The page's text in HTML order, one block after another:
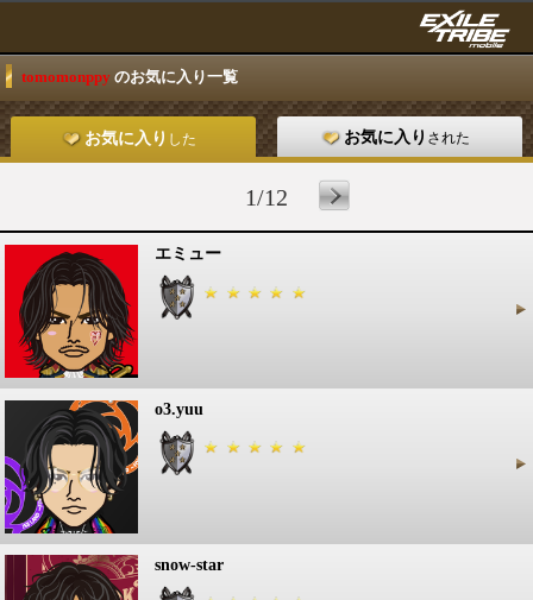
tomomonppy のお気に入り一覧
お気に入り した お気に入り された
1/12
エミュー
o3.yuu
snow-star